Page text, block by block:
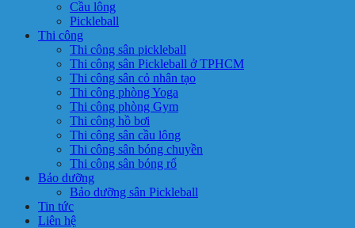
Cầu lông
Pickleball
Thi công
Thi công sân pickleball
Thi công sân Pickleball ở TPHCM
Thi công sân cỏ nhân tạo
Thi công phòng Yoga
Thi công phòng Gym
Thi công hồ bơi
Thi công sân cầu lông
Thi công sân bóng chuyền
Thi công sân bóng rổ
Bảo dưỡng
Bảo dưỡng sân Pickleball
Tin tức
Liên hệ